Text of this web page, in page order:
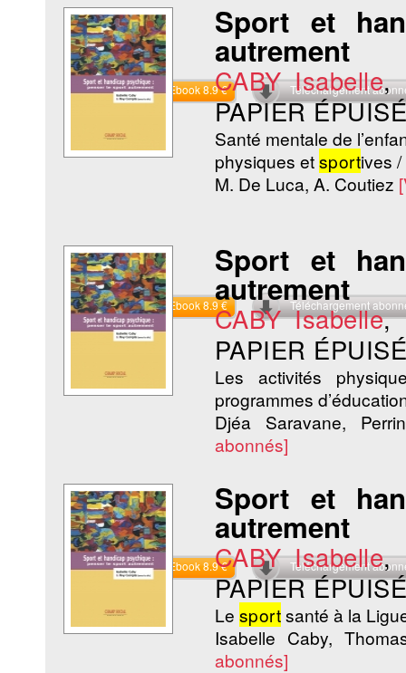
Commander l'Ebook 8.9 € Téléchargement
Sport et
autrement
CABY Isabelle,
PAPIER
Santé mentale de
physiques etsportives /
M. De Luca, A. Coutiez
Commander l'Ebook 8.9 € Téléchargement
Sport et
autrement
CABY Isabelle,
PAPIER
Les activités
programmes
Djéa Saravane,
abonnés]
Commander l'Ebook 8.9 € Téléchargement
Sport et
autrement
CABY Isabelle,
PAPIER
Le sportsanté à la
Isabelle Caby,
abonnés]